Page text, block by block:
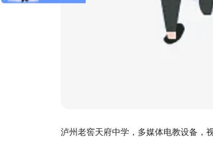
泸州老窖天府中学，多媒体电教设备，